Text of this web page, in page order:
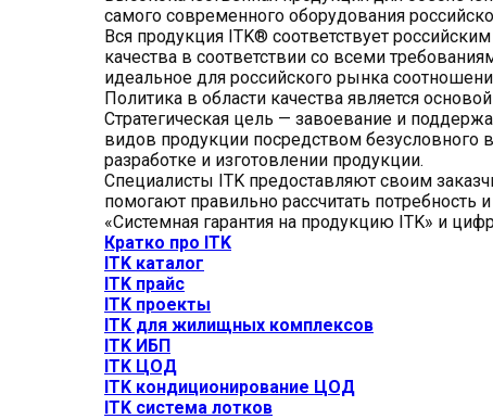
самого современного оборудования
Вся продукция ITK® соответствует
качества в соответствии со всеми
идеальное для российского рынка
Политика в области качества является
Стратегическая цель — завоевание и
видов продукции посредством безусловного
разработке и изготовлении продукции.
Специалисты ITK предоставляют своим
помогают правильно рассчитать потребность
«Системная гарантия на продукцию ITK» и
Кратко про ITK
ITK каталог
ITK прайс
ITK проекты
ITK для жилищных комплексов
ITK ИБП
ITK ЦОД
ITK кондиционирование ЦОД
ITK система лотков